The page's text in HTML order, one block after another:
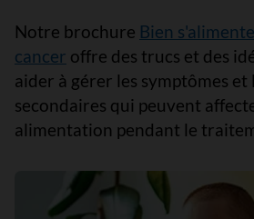
Notre brochure Bien
cancer offre des trucs et des
aider à gérer les symptômes et
secondaires qui peuvent
alimentation pendant le